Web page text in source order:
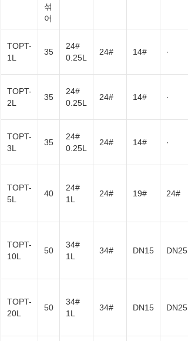
섞
어
TOPT-
1L
35
24#
0.25L
24# 14# ∙
TOPT-
2L
35
24#
0.25L
24# 14# ∙
TOPT-
3L
35
24#
0.25L
24# 14# ∙
TOPT-
5L
40
24#
1L
24# 19# 24#
TOPT-
10L
50
34#
1L
34# DN15 DN25
TOPT-
20L
50
34#
1L
34# DN15 DN25